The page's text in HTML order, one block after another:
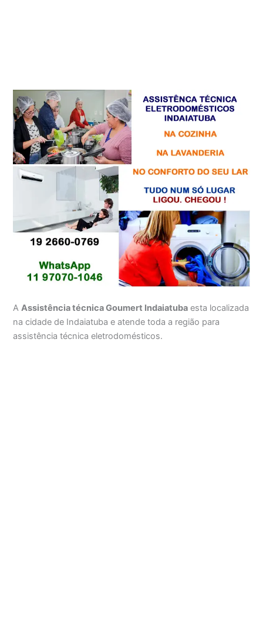
AAssistência técnica Goumert Indaiatuba esta localizada
na cidade de Indaiatuba e atende toda a região para
assistência técnica eletrodomésticos.